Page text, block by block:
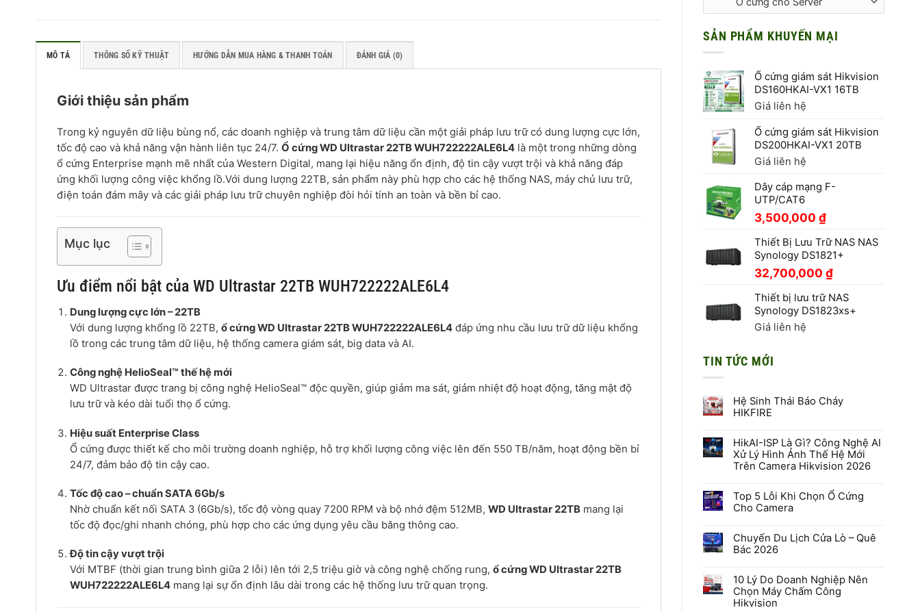
SẢN PHẨM KHUYẾN MẠI
Ổ cứng giám sát Hikvision
DS160HKAI-VX1 16TB
Giá liên hệ
Ổ cứng giám sát Hikvision
DS200HKAI-VX1 20TB
Giá liên hệ
Dây cáp mạng F-
UTP/CAT6
3,500,000 ₫
Thiết Bị Lưu Trữ NAS NAS
Synology DS1821+
32,700,000 ₫
Thiết bị lưu trữ NAS
Synology DS1823xs+
Giá liên hệ
TIN TỨC MỚI
Hệ Sinh Thái Báo Cháy
HIKFIRE
bình
luận
ở
Hệ
Báo
Cháy
HIKFIRE
HikAI-ISP Là Gì? Công Nghệ AI
Xử Lý Hình Ảnh Thế Hệ Mới
Trên Camera Hikvision 2026
bình
luận
ở
Là
Gì?
Công
Xử
Lý
Hình
Ảnh
Top 5 Lỗi Khi Chọn Ổ Cứng
Cho Camera
bình
luận
ở
Lỗi
Khi
Chọn
Ổ
Chuyến Du Lịch Cửa Lò – Quê
Bác 2026
bình
luận
ở
Chuyến
10 Lý Do Doanh Nghiệp Nên
Chọn Máy Chấm Công
Hikvision
MÔ TẢ THÔNG SỐ KỸ THUẬT HƯỚNG DẪN MUA HÀNG & THANH TOÁN ĐÁNH GIÁ (0)
Giới thiệu sản phẩm
Trong kỷ nguyên dữ liệu bùng nổ, các doanh nghiệp và trung tâm dữ liệu cần một giải pháp lưu trữ có dung lượng cực lớn,
tốc độ cao và khả năng vận hành liên tục 24/7. Ổ cứng WD Ultrastar 22TB WUH722222ALE6L4 là một trong những dòng
ổ cứng Enterprise mạnh mẽ nhất của Western Digital, mang lại hiệu năng ổn định, độ tin cậy vượt trội và khả năng đáp
ứng khối lượng công việc khổng lồ.Với dung lượng 22TB, sản phẩm này phù hợp cho các hệ thống NAS, máy chủ lưu trữ,
điện toán đám mây và các giải pháp lưu trữ chuyên nghiệp đòi hỏi tính an toàn và bền bỉ cao.
Mục lục
Ưu điểm nổi bật của WD Ultrastar 22TB WUH722222ALE6L4
Dung lượng cực lớn – 22TB
Với dung lượng khổng lồ 22TB,ổ cứng WD Ultrastar 22TB WUH722222ALE6L4 đáp ứng nhu cầu lưu trữ dữ liệu khổng
lồ trong các trung tâm dữ liệu, hệ thống camera giám sát, big data và AI.
Công nghệ HelioSeal™ thế hệ mới
WD Ultrastar được trang bị công nghệ HelioSeal™ độc quyền, giúp giảm ma sát, giảm nhiệt độ hoạt động, tăng mật độ
lưu trữ và kéo dài tuổi thọ ổ cứng.
Hiệu suất Enterprise Class
Ổ cứng được thiết kế cho môi trường doanh nghiệp, hỗ trợ khối lượng công việc lên đến 550 TB/năm, hoạt động bền bỉ
24/7, đảm bảo độ tin cậy cao.
Tốc độ cao – chuẩn SATA 6Gb/s
Nhờ chuẩn kết nối SATA 3 (6Gb/s), tốc độ vòng quay 7200 RPM và bộ nhớ đệm 512MB,WD Ultrastar 22TB mang lại
tốc độ đọc/ghi nhanh chóng, phù hợp cho các ứng dụng yêu cầu băng thông cao.
Độ tin cậy vượt trội
Với MTBF (thời gian trung bình giữa 2 lỗi) lên tới 2,5 triệu giờ và công nghệ chống rung,ổ cứng WD Ultrastar 22TB
WUH722222ALE6L4 mang lại sự ổn định lâu dài trong các hệ thống lưu trữ quan trọng.